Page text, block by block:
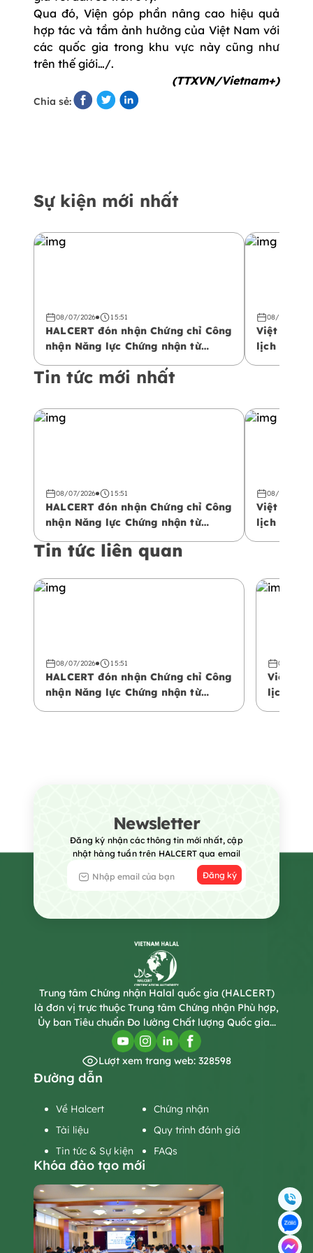
Qua đó, Viện góp phần nâng cao hiệu quả
hợp tác và tầm ảnh hưởng của Việt Nam với
các quốc gia trong khu vực này cũng như
trên thế giới…/.
(TTXVN/Vietnam+)
Chia sẻ:
Tin tức mới nhất
08/07/2026 15:51
HALCERT đón nhận Chứng chỉ Công
nhận Năng lực Chứng nhận từ
(GAC)
08/07/2026
Việt Nam
lịch
Sự kiện mới nhất
08/07/2026 15:51
HALCERT đón nhận Chứng chỉ Công
nhận Năng lực Chứng nhận từ
(GAC)
08/07/2026
Việt Nam
lịch
Tin tức liên quan
08/07/2026 15:51
HALCERT đón nhận Chứng chỉ Công
nhận Năng lực Chứng nhận từ
08/07/
Việt
lịch
Newsletter
Đăng ký nhận các thông tin mới nhất, cập
nhật hàng tuần trên HALCERT qua email
Đăng ký
Trung tâm Chứng nhận Halal quốc gia (HALCERT)
là đơn vị trực thuộc Trung tâm Chứng nhận Phù hợp,
Ủy ban Tiêu chuẩn Đo lường Chất lượng Quốc gia...
Lượt xem trang web: 328598
Đường dẫn
Về Halcert
Chứng nhận
Tài liệu
Quy trình đánh giá
Tin tức & Sự kiện
FAQs
Khóa đào tạo mới